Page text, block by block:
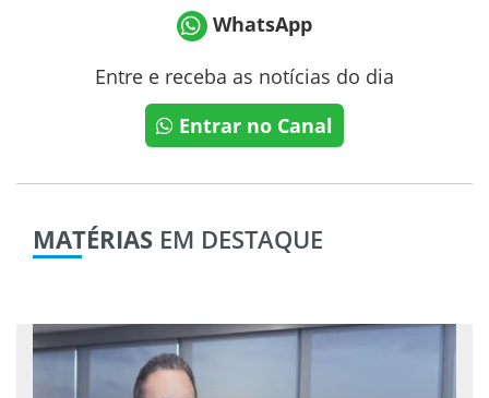
WhatsApp
Entre e receba as notícias do dia
Entrar no Canal
MATÉRIAS EM DESTAQUE